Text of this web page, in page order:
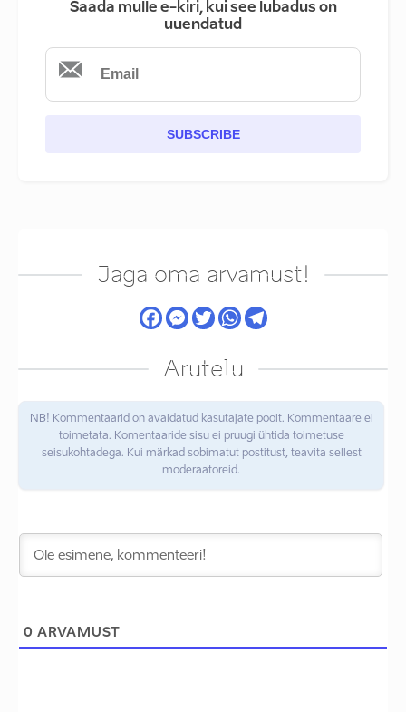
Saada mulle e-kiri, kui see lubadus on
uuendatud
SUBSCRIBE
Jaga oma arvamust!
Arutelu
NB! Kommentaarid on avaldatud kasutajate poolt. Kommentaare ei
toimetata. Komentaaride sisu ei pruugi ühtida toimetuse
seisukohtadega. Kui märkad sobimatut postitust, teavita sellest
moderaatoreid.
0 ARVAMUST